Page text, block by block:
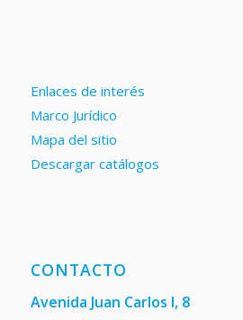
Enlaces de interés
Marco Jurídico
Mapa del sitio
Descargar catálogos
CONTACTO
Avenida Juan Carlos I, 8